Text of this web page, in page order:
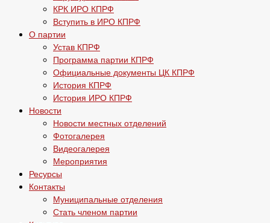
КРК ИРО КПРФ
Вступить в ИРО КПРФ
О партии
Устав КПРФ
Программа партии КПРФ
Официальные документы ЦК КПРФ
История КПРФ
История ИРО КПРФ
Новости
Новости местных отделений
Фотогалерея
Видеогалерея
Мероприятия
Ресурсы
Контакты
Муниципальные отделения
Стать членом партии